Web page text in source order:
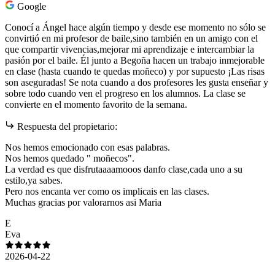
Google
Conocí a Ángel hace algún tiempo y desde ese momento no sólo se
convirtió en mi profesor de baile,sino también en un amigo con el
que compartir vivencias,mejorar mi aprendizaje e intercambiar la
pasión por el baile. Él junto a Begoña hacen un trabajo inmejorable
en clase (hasta cuando te quedas moñeco) y por supuesto ¡Las risas
son aseguradas! Se nota cuando a dos profesores les gusta enseñar y
sobre todo cuando ven el progreso en los alumnos. La clase se
convierte en el momento favorito de la semana.
Respuesta del propietario:
Nos hemos emocionado con esas palabras.
Nos hemos quedado " moñecos".
La verdad es que disfrutaaaamooos danfo clase,cada uno a su
estilo,ya sabes.
Pero nos encanta ver como os implicais en las clases.
Muchas gracias por valorarnos asi Maria
E
Eva
2026-04-22